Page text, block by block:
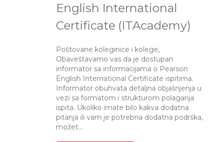
English International
Certificate (ITAcademy)
Poštovane koleginice i kolege,
Obaveštavamo vas da je dostupan
informator sa informacijama o Pearson
English International Certificate ispitima.
Informator obuhvata detaljna objašnjenja u
vezi sa formatom i strukturom polaganja
ispita. Ukoliko imate bilo kakva dodatna
pitanja ili vam je potrebna dodatna podrška,
možet...